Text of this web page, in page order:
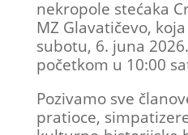
nekropole stećaka
MZ Glavatičevo,
subotu, 6. juna
početkom u 10:00
Pozivamo sve
pratioce,